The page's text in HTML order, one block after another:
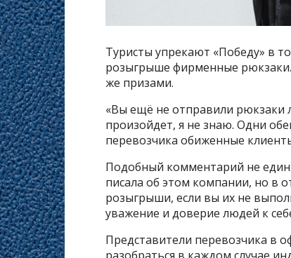
Туристы упрекают «Победу» в
розыгрыше фирменные рюкзаки.
же призами.
«Вы ещё не отправили рюкзаки
произойдет, я не знаю. Одни
перевозчика обиженные
Подобный комментарий не
писала об этом компании, но в
розыгрыши, если вы их не
уважение и доверие людей к
Представители перевозчика в